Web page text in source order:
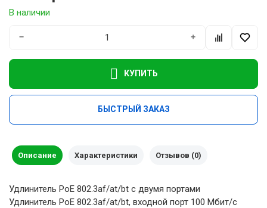
В наличии
− +
КУПИТЬ
БЫСТРЫЙ ЗАКАЗ
Описание Характеристики Отзывов (0)
Удлинитель PoE 802.3af/at/bt с двумя портами
Удлинитель PoE 802.3af/at/bt, входной порт 100 Мбит/с